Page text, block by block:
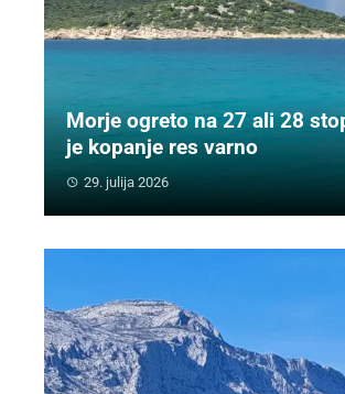
Morje ogreto na 27 ali 28
je kopanje res varno
29. julija 2026